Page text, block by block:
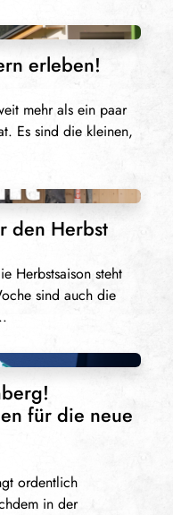
erleben!
mehr als ein paar
Es sind die kleinen,
den Herbst
Herbstsaison steht
sind auch die
für die neue
ordentlich
in der